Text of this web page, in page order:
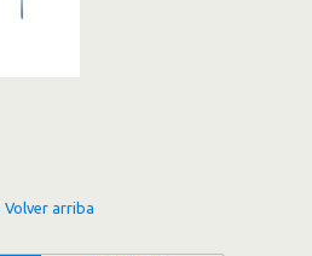
Volver arriba